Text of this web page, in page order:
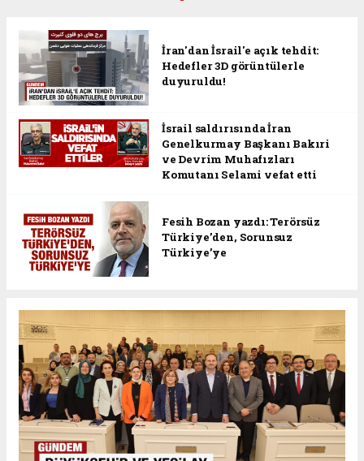
İran'dan İsrail'e açık tehdit:
Hedefler 3D görüntülerle
duyuruldu!
İsrail saldırısında İran
Genelkurmay Başkanı Bakıri
ve Devrim Muhafızları
Komutanı Selami vefat etti
Fesih Bozan yazdı: Terörsüz
Türkiye’den, Sorunsuz
Türkiye’ye